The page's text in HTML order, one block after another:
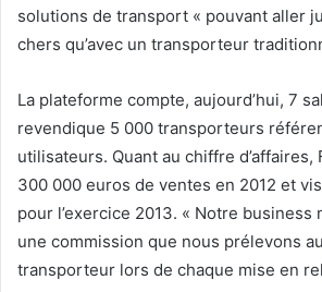
solutions de transport « pouvant aller
chers qu’avec un transporteur
La plateforme compte, aujourd’hui, 7
revendique 5 000 transporteurs
utilisateurs. Quant au chiffre d’affaires,
300 000 euros de ventes en 2012 et
pour l’exercice 2013. « Notre business
une commission que nous prélevons
transporteur lors de chaque mise en